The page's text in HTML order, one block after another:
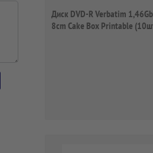
Диск DVD-R Verbatim
8cm Cake Box Printable